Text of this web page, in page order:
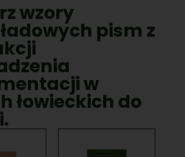
wzory
pism z
w
łowieckich do